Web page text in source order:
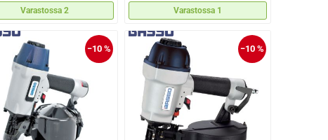
Varastossa 2 Varastossa 1
−10 % −10 %